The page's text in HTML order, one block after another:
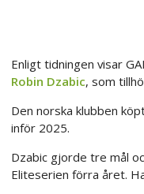
Enligt tidningen visar
Robin Dzabic, som
Den norska klubben
inför 2025.
Dzabic gjorde tre mål
Eliteserien förra året.